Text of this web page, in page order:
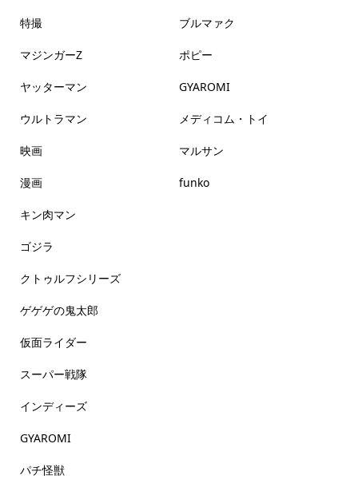
特撮
マジンガーZ
ヤッターマン
ウルトラマン
映画
漫画
キン肉マン
ゴジラ
クトゥルフシリーズ
ゲゲゲの鬼太郎
仮面ライダー
スーパー戦隊
インディーズ
GYAROMI
パチ怪獣
ブルマァク
ポピー
GYAROMI
メディコム・トイ
マルサン
funko